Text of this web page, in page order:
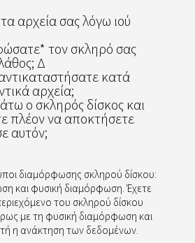
αρχεία σας λόγω ιού
τον σκληρό σας
Δ
κατά
αρχεία;
ο σκληρός δίσκος και
πλέον να αποκτήσετε
αυτόν;
διαμόρφωσης σκληρού δίσκου:
και φυσική διαμόρφωση. Έχετε
του σκληρού δίσκου
με τη φυσική διαμόρφωση και
η ανάκτηση των δεδομένων.